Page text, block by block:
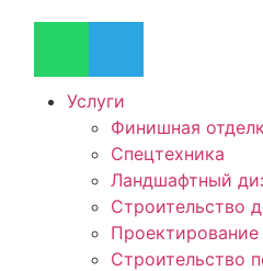
Услуги
Финишная
Спецтехника
Ландшафтный
Строительство
Проектирование
Строительство